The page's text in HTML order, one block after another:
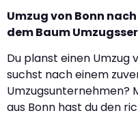
Umzug von Bonn
dem Baum
Du planst einen Umzug
suchst nach einem
Umzugsunternehmen?
aus Bonn hast du den